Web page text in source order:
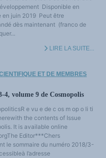
Disponible en
en juin 2019 Peut être
dès maintenant (franco de
LIRE LA SUITE...
ET DE MEMBRES
4, volume 9 de Cosmopolis
e vu e de c os m op o li ti
the contents of Issue
It is available online
Editor***Chers
le sommaire du numéro 2018/3-
l’adresse